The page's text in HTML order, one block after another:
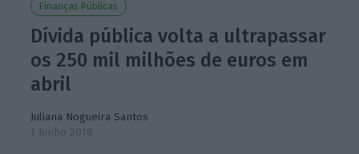
Finanças Públicas
Dívida pública volta a ultrapassar
os 250 mil milhões de euros em
abril
Juliana Nogueira Santos
1 Junho 2018